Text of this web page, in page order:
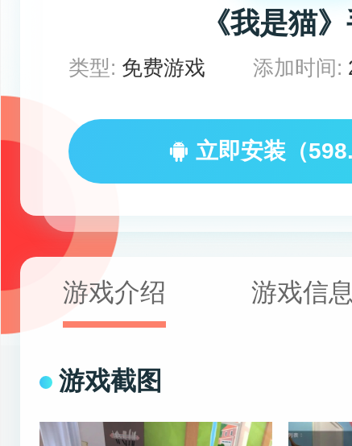
《我是猫
类型: 免费游戏 添加时间:
立即安装（
游戏介绍 游戏信息
游戏截图